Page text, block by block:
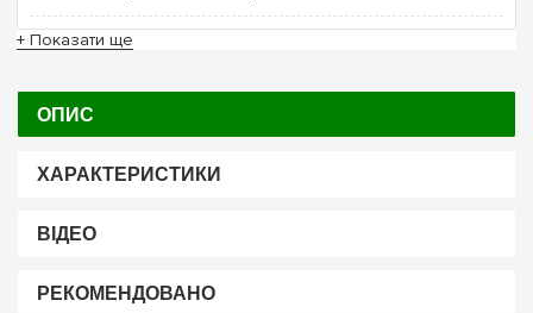
+ Показати ще
ОПИС
ХАРАКТЕРИСТИКИ
ВІДЕО
РЕКОМЕНДОВАНО